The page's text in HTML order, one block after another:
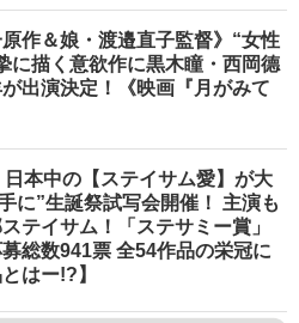
原作＆娘・渡邉直子監督》“女性
に描く意欲作に黒木瞳・西岡德
出演決定！《映画『月がみて
日本中の【ステイサム愛】が大
に”生誕祭試写会開催！ 主演も
テイサム！「ステサミー賞」
総数941票 全54作品の栄冠に
はー!?】